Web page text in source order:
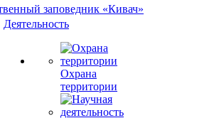
Деятельность
Охрана
территории